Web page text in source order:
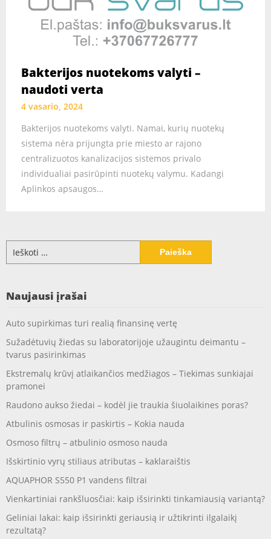
Bakterijos nuotekoms valyti –
naudoti verta
4 vasario, 2024
Bakterijos nuotekoms valyti. Namai, kurių nuotekų
sistema nėra prijungta prie miesto ar rajono
centralizuotos kanalizacijos sistemos privalo
individualiai pasirūpinti nuotekų valymu. Kadangi
Aplinkos apsaugos…
Ieškoti:
Naujausi įrašai
Auto supirkimas turi realią finansinę vertę
Sužadėtuvių žiedas su laboratorijoje užaugintu deimantu –
tvarus pasirinkimas
Ekstremalų krūvį atlaikančios medžiagos – Tiekimas sunkiajai
pramonei
Raudono aukso žiedai – kodėl jie traukia šiuolaikines poras?
Atbulinis osmosas ir paskirtis – Kokia nauda
Osmoso filtrų – atbulinio osmoso nauda
Išskirtinio vyrų stiliaus atributas – kaklaraištis
AQUAPHOR S550 P1 vandens filtrai
Vienkartiniai rankšluosčiai: kaip išsirinkti tinkamiausią variantą?
Geliniai lakai: kaip išsirinkti geriausią ir užtikrinti ilgalaikį
rezultatą?